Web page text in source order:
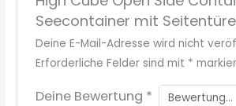
Seecontainer mit
Deine E-Mail-Adresse wird nicht
Erforderliche Felder sind mit *
Deine Bewertung *